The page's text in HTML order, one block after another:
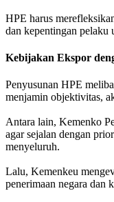
HPE harus
dan kepentingan pelaku
Kebijakan Ekspor
Penyusunan HPE
menjamin objektivitas,
Antara lain, Kemenko
agar sejalan dengan
menyeluruh.
Lalu, Kemenkeu
penerimaan negara dan